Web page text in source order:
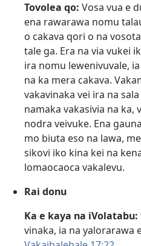
Tovolea qo: Vosa vua e
ena rawarawa nomu
o cakava qori o na
tale ga. Era na via vukei
ira nomu lewenivuvale,
na ka mera cakava.
vakavinaka vei ira na
namaka vakasivia na ka,
nodra veivuke. Ena
mo biuta eso na lawa,
sikovi iko kina kei na
lomaocaoca vakalevu.
Rai donu
Ka e kaya na iVolatabu:
vinaka, ia na yalorarawa